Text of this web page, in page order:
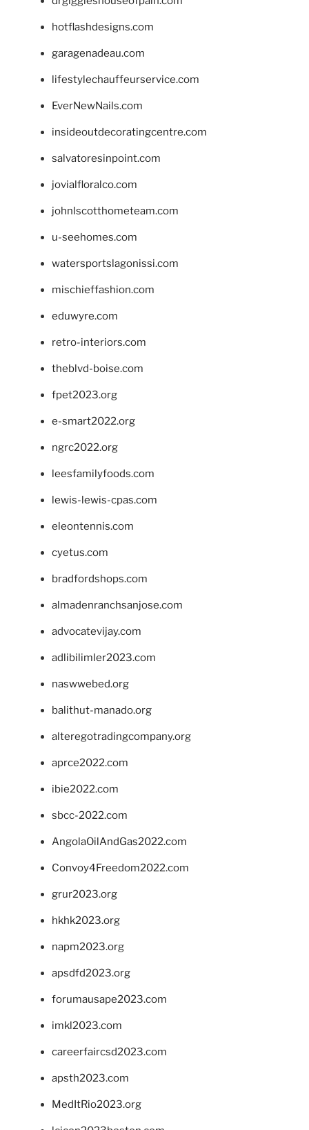
hotflashdesigns.com
garagenadeau.com
lifestylechauffeurservice.com
EverNewNails.com
insideoutdecoratingcentre.com
salvatoresinpoint.com
jovialfloralco.com
johnlscotthometeam.com
u-seehomes.com
watersportslagonissi.com
mischieffashion.com
eduwyre.com
retro-interiors.com
theblvd-boise.com
fpet2023.org
e-smart2022.org
ngrc2022.org
leesfamilyfoods.com
lewis-lewis-cpas.com
eleontennis.com
cyetus.com
bradfordshops.com
almadenranchsanjose.com
advocatevijay.com
adlibilimler2023.com
naswwebed.org
balithut-manado.org
alteregotradingcompany.org
aprce2022.com
ibie2022.com
sbcc-2022.com
AngolaOilAndGas2022.com
Convoy4Freedom2022.com
grur2023.org
hkhk2023.org
napm2023.org
apsdfd2023.org
forumausape2023.com
imkl2023.com
careerfaircsd2023.com
apsth2023.com
MedItRio2023.org